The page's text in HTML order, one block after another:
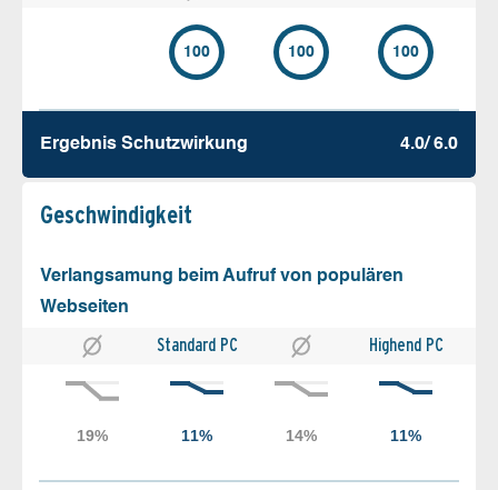
100 100 100
Ergebnis Schutz­wirkung 4.0/ 6.0
Geschw­indigkeit
Verlangsamung beim Aufruf von populären
Webseiten
Standard PC Highend PC